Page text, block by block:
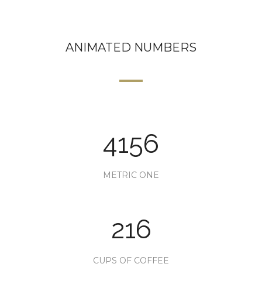
ANIMATED NUMBERS
4156
METRIC ONE
216
CUPS OF COFFEE